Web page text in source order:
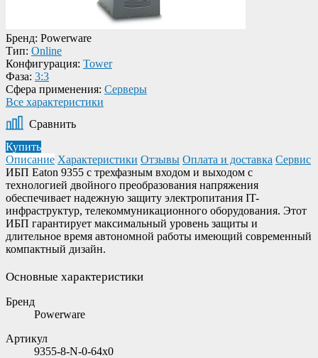
Бренд: Powerware
Тип: Online
Конфигурация: Tower
Фаза: 3:3
Сфера применения: Серверы
Все характеристики
Сравнить
Купить
Описание Характеристики Отзывы Оплата и доставка Сервис
ИБП Eaton 9355 с трехфазным входом и выходом с
технологией двойного преобразования напряжения
обеспечивает надежную защиту электропитания IT-
инфраструктур, телекоммуникационного оборудования. Этот
ИБП гарантирует максимальный уровень защиты и
длительное время автономной работы имеющий современный
компактный дизайн.
Основные характеристики
Бренд
Powerware
Артикул
9355-8-N-0-64x0